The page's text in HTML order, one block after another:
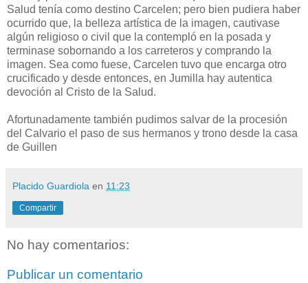
Salud tenía como destino Carcelen; pero bien pudiera haber
ocurrido que, la belleza artística de la imagen, cautivase
algún religioso o civil que la contempló en la posada y
terminase sobornando a los carreteros y comprando la
imagen. Sea como fuese, Carcelen tuvo que encarga otro
crucificado y desde entonces, en Jumilla hay autentica
devoción al Cristo de la Salud.
Afortunadamente también pudimos salvar de la procesión
del Calvario el paso de sus hermanos y trono desde la casa
de Guillen
Placido Guardiola en 11:23
Compartir
No hay comentarios:
Publicar un comentario